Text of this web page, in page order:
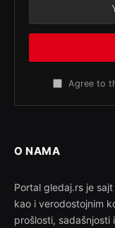
Agree to
O NAMA
Portal gledaj.rs je
kao i verodostojnim
prošlosti, sadašnjosti